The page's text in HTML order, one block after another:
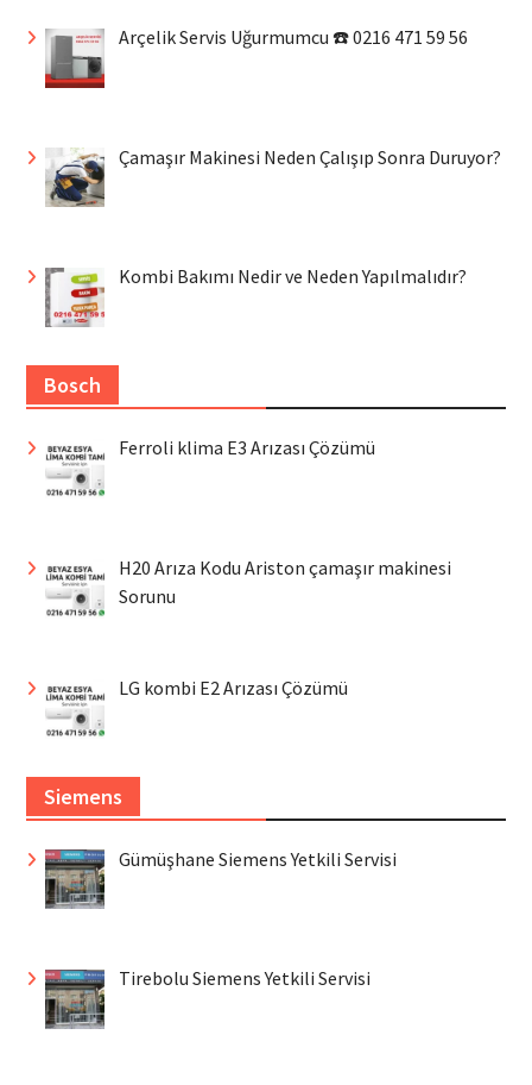
Arçelik Servis Uğurmumcu ☎️ 0216 471 59 56
Çamaşır Makinesi Neden Çalışıp Sonra Duruyor?
Kombi Bakımı Nedir ve Neden Yapılmalıdır?
Bosch
Ferroli klima E3 Arızası Çözümü
H20 Arıza Kodu Ariston çamaşır makinesi
Sorunu
LG kombi E2 Arızası Çözümü
Siemens
Gümüşhane Siemens Yetkili Servisi
Tirebolu Siemens Yetkili Servisi